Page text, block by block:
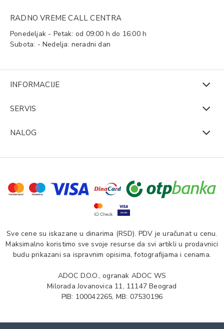
RADNO VREME CALL CENTRA
Ponedeljak - Petak: od 09:00 h do 16:00 h
Subota: - Nedelja: neradni dan
INFORMACIJE
SERVIS
NALOG
Sve cene su iskazane u dinarima (RSD). PDV je uračunat u cenu.
Maksimalno koristimo sve svoje resurse da svi artikli u prodavnici
budu prikazani sa ispravnim opisima, fotografijama i cenama.
ADOC D.O.O., ogranak ADOC WS
Milorada Jovanovica 11, 11147 Beograd
PIB: 100042265, MB: 07530196